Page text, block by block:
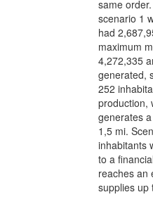
same
scenario 1
had
maximum
4,272,335
generated,
252
production,
generates
1,5 mi.
inhabitants
to a
reaches an
supplies up